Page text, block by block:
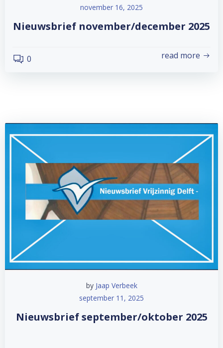
november 16, 2025
Nieuwsbrief november/december 2025
0 read more
by Jaap Verbeek
september 11, 2025
Nieuwsbrief september/oktober 2025